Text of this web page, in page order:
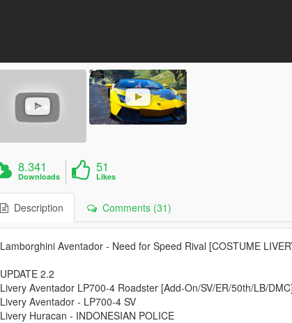
8.341
Downloads
51
Likes
Description Comments (31)
Lamborghini Aventador - Need for Speed Rival [COSTUME
UPDATE 2.2
Livery Aventador LP700-4 Roadster [Add-On/SV/ER/50th/LB/
Livery Aventador - LP700-4 SV
Livery Huracan - INDONESIAN POLICE